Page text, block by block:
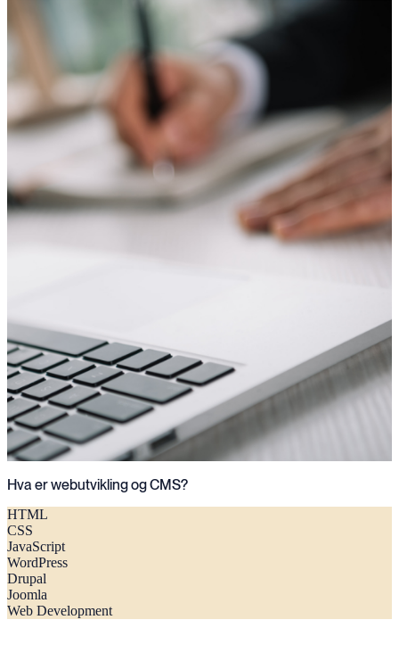
Hva er webutvikling og CMS?
HTML
CSS
JavaScript
WordPress
Drupal
Joomla
Web Development